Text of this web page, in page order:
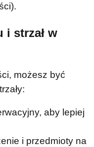
i strzał w
możesz być
aby lepiej
i przedmioty na